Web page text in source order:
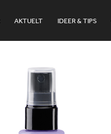
AKTUELT IDEER & TIPS